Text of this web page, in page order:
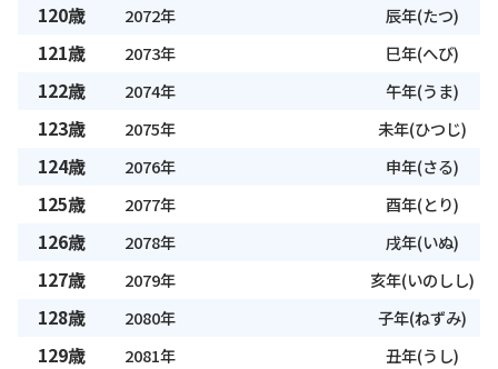
120歳 2072年 辰年(たつ)
121歳 2073年 巳年(へび)
122歳 2074年 午年(うま)
123歳 2075年 未年(ひつじ)
124歳 2076年 申年(さる)
125歳 2077年 酉年(とり)
126歳 2078年 戌年(いぬ)
127歳 2079年 亥年(いのしし)
128歳 2080年 子年(ねずみ)
129歳 2081年 丑年(うし)